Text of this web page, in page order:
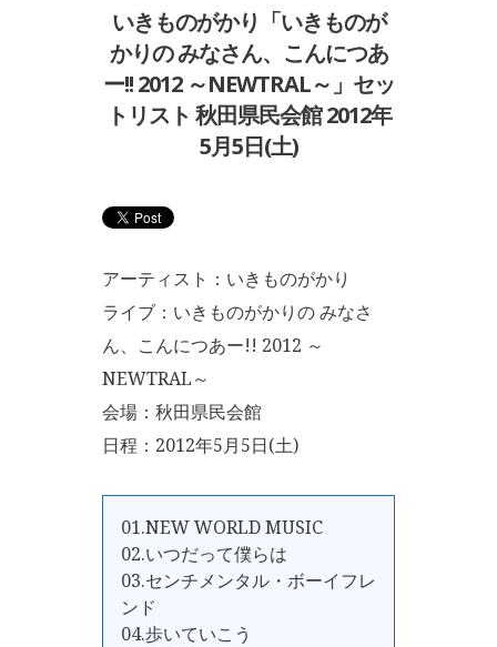
いきものがかり「いきものが
かりの みなさん、こんにつあ
ー!! 2012 ～NEWTRAL～」セッ
トリスト 秋田県民会館 2012年
5月5日(土)
アーティスト：いきものがかり
ライブ：いきものがかりの みなさ
ん、こんにつあー!! 2012 ～
NEWTRAL～
会場：秋田県民会館
日程：2012年5月5日(土)
01.NEW WORLD MUSIC
02.いつだって僕らは
03.センチメンタル・ボーイフレ
ンド
04.歩いていこう